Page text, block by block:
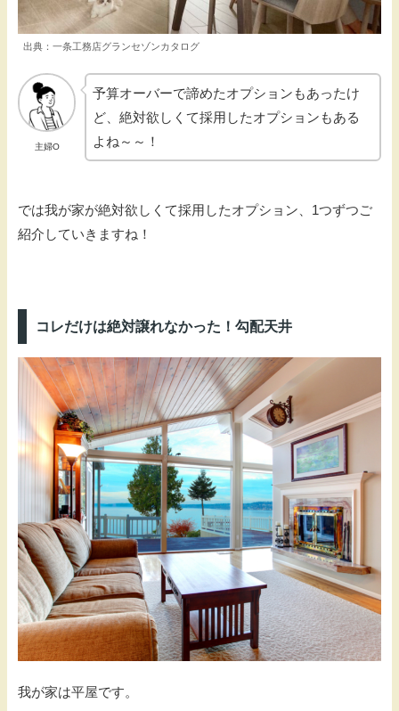
出典：一条工務店グランセゾンカタログ
主婦O
予算オーバーで諦めたオプションもあったけ
ど、絶対欲しくて採用したオプションもある
よね～～！
では我が家が絶対欲しくて採用したオプション、1つずつご
紹介していきますね！
コレだけは絶対譲れなかった！勾配天井
我が家は平屋です。